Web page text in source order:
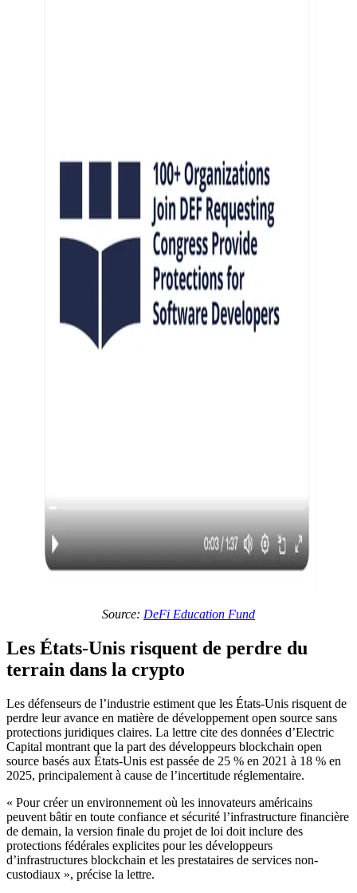
Source: DeFi Education Fund
Les États-Unis risquent de perdre du
terrain dans la crypto
Les défenseurs de l’industrie estiment que les États-Unis risquent de
perdre leur avance en matière de développement open source sans
protections juridiques claires. La lettre cite des données d’Electric
Capital montrant que la part des développeurs blockchain open
source basés aux États-Unis est passée de 25 % en 2021 à 18 % en
2025, principalement à cause de l’incertitude réglementaire.
« Pour créer un environnement où les innovateurs américains
peuvent bâtir en toute confiance et sécurité l’infrastructure financière
de demain, la version finale du projet de loi doit inclure des
protections fédérales explicites pour les développeurs
d’infrastructures blockchain et les prestataires de services non-
custodiaux », précise la lettre.